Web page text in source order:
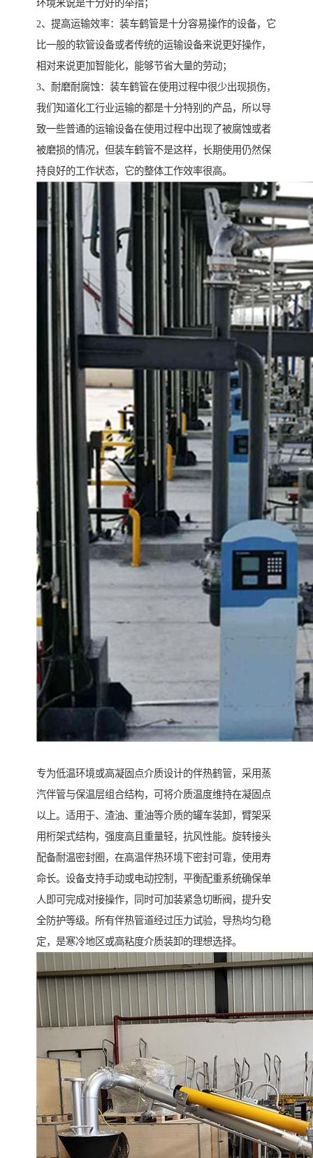
环境来说是十分好的举措；
2、提高运输效率：装车鹤管是十分容易操作的设备，它
比一般的软管设备或者传统的运输设备来说更好操作，
相对来说更加智能化，能够节省大量的劳动；
3、耐磨耐腐蚀：装车鹤管在使用过程中很少出现损伤，
我们知道化工行业运输的都是十分特别的产品，所以导
致一些普通的运输设备在使用过程中出现了被腐蚀或者
被磨损的情况，但装车鹤管不是这样，长期使用仍然保
持良好的工作状态，它的整体工作效率很高。
专为低温环境或高凝固点介质设计的伴热鹤管，采用蒸
汽伴管与保温层组合结构，可将介质温度维持在凝固点
以上。适用于、渣油、重油等介质的罐车装卸，臂架采
用桁架式结构，强度高且重量轻，抗风性能。旋转接头
配备耐温密封圈，在高温伴热环境下密封可靠，使用寿
命长。设备支持手动或电动控制，平衡配重系统确保单
人即可完成对接操作，同时可加装紧急切断阀，提升安
全防护等级。所有伴热管道经过压力试验，导热均匀稳
定，是寒冷地区或高粘度介质装卸的理想选择。